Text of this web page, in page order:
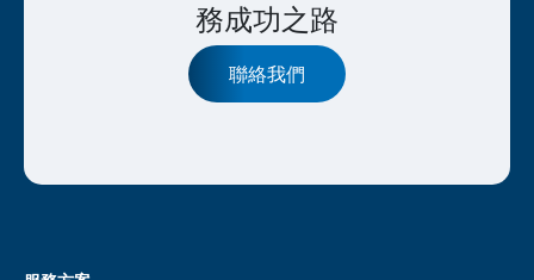
務成功之路
聯絡我們